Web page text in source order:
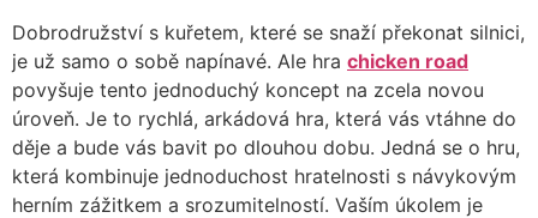
Dobrodružství s kuřetem, které se snaží překonat silnici,
je už samo o sobě napínavé. Ale hra chicken road
povyšuje tento jednoduchý koncept na zcela novou
úroveň. Je to rychlá, arkádová hra, která vás vtáhne do
děje a bude vás bavit po dlouhou dobu. Jedná se o hru,
která kombinuje jednoduchost hratelnosti s návykovým
herním zážitkem a srozumitelností. Vaším úkolem je